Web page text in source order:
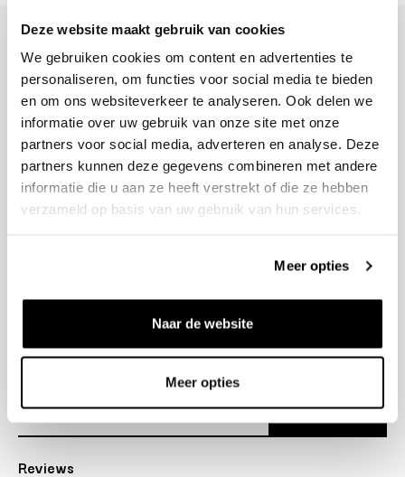
Deze website maakt gebruik van cookies
We gebruiken cookies om content en advertenties te
personaliseren, om functies voor social media te bieden
en om ons websiteverkeer te analyseren. Ook delen we
informatie over uw gebruik van onze site met onze
partners voor social media, adverteren en analyse. Deze
partners kunnen deze gegevens combineren met andere
informatie die u aan ze heeft verstrekt of die ze hebben
verzameld op basis van uw gebruik van hun services.
Meer opties
Naar de website
Meer opties
+31 23 205 2006
info@bruut.nl
Contact Formulier
Open tot 18:00
OPENINGSTIJDEN
Over ons
Reviews